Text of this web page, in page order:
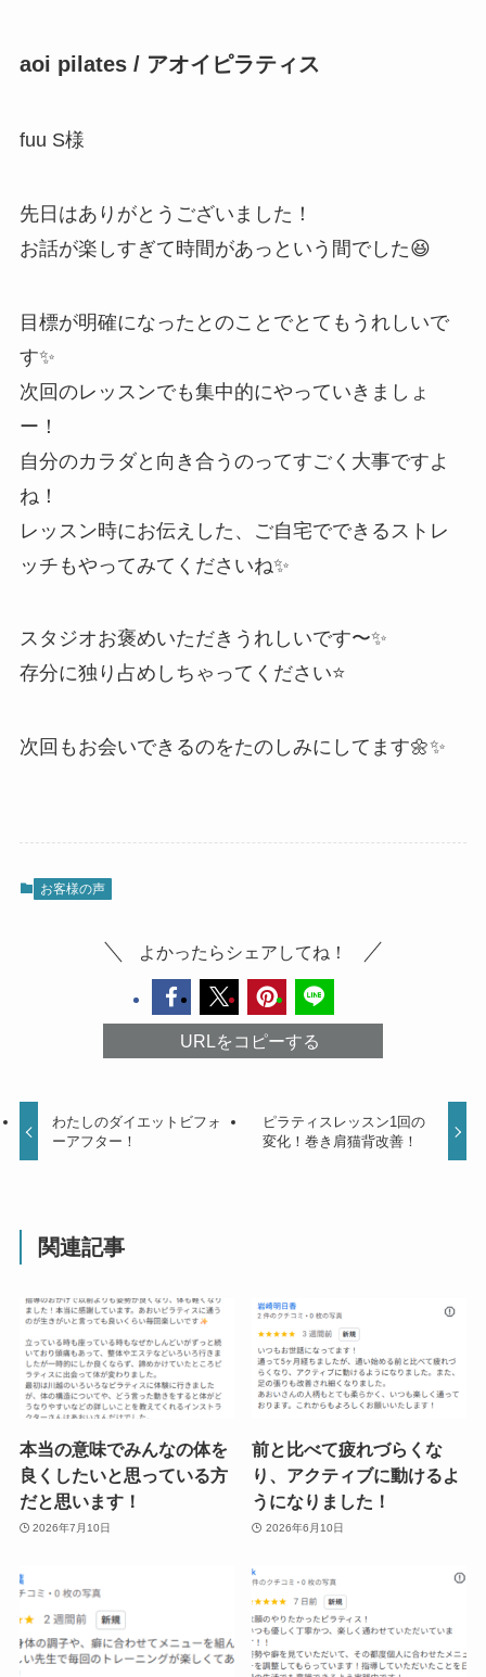
aoi pilates / アオイピラティス
fuu S様
先日はありがとうございました！
お話が楽しすぎて時間があっという間でした😆
目標が明確になったとのことでとてもうれしいで
す✨
次回のレッスンでも集中的にやっていきましょ
ー！
自分のカラダと向き合うのってすごく大事ですよ
ね！
レッスン時にお伝えした、ご自宅でできるストレ
ッチもやってみてくださいね✨
スタジオお褒めいただきうれしいです〜✨
存分に独り占めしちゃってください⭐️
次回もお会いできるのをたのしみにしてます🌼✨
お客様の声
よかったらシェアしてね！
URLをコピーする
わたしのダイエットビフォ
ーアフター！
ピラティスレッスン1回の
変化！巻き肩猫背改善！
関連記事
本当の意味でみんなの体を
良くしたいと思っている方
だと思います！
2026年7月10日
前と比べて疲れづらくな
り、アクティブに動けるよ
うになりました！
2026年6月10日